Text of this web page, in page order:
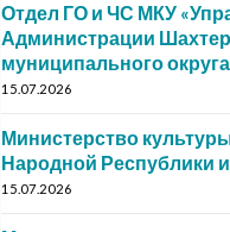
Отдел ГО и ЧС МКУ
Администрации
муниципального
15.07.2026
Министерство
Народной Республики
15.07.2026